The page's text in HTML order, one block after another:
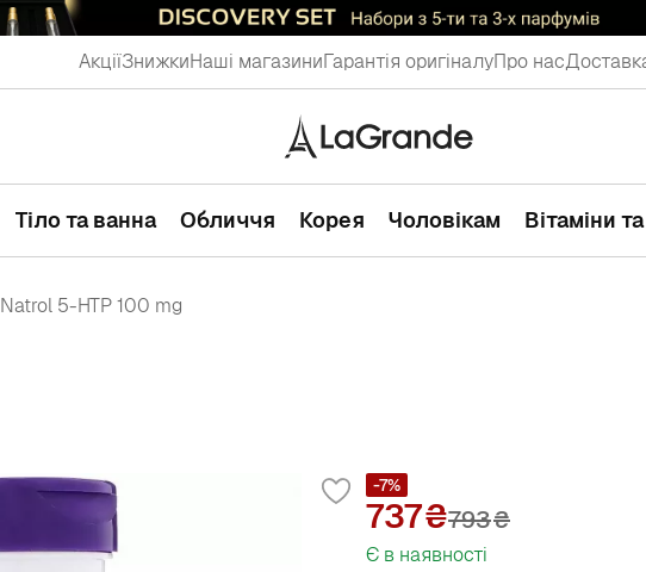
АкціїЗнижкиНаші магазиниГарантія оригіналуПро нас
Тіло та ванна Обличчя Корея Чоловікам Вітаміни
Natrol 5-HTP 100 mg
-7%
737 793₴
Є в наявності